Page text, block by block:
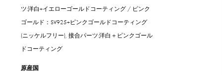
ツ:洋白+イエローゴールドコーティング / ピンク
ゴールド：SV925+ピンクゴールドコーティング
(ニッケルフリー), 接合パーツ:洋白＋ピンクゴール
ドコーティング
原産国